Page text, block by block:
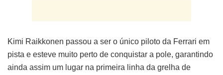
Kimi Raikkonen passou a ser o único piloto da Ferrari em
pista e esteve muito perto de conquistar a pole, garantindo
ainda assim um lugar na primeira linha da grelha de